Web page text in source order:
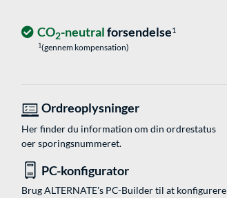
CO2-neutralforsendelse1
1(gennem kompensation)
Ordreoplysninger
Her finder du information om din ordrestatus
oer sporingsnummeret.
PC-konfigurator
Brug ALTERNATE's PC-Builder til at konfigurere